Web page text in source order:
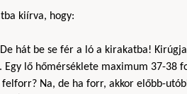
kiírva, hogy:
hát be se fér a ló a kirakatba!
lő hőmérséklete maximum 37-38
Na, de ha forr, akkor előbb-